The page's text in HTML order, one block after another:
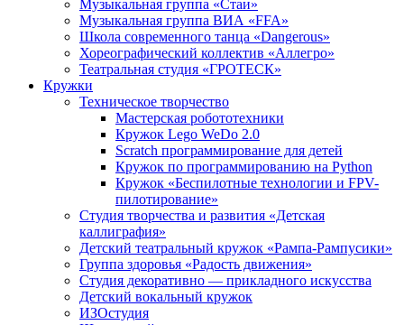
Музыкальная группа «Стаи»
Музыкальная группа ВИА «FFA»
Школа современного танца «Dangerous»
Хореографический коллектив «Аллегро»
Театральная студия «ГРОТЕСК»
Кружки
Техническое творчество
Мастерская робототехники
Кружок Lego WeDo 2.0
Scratch программирование для детей
Кружок по программированию на Python
Кружок «Беспилотные технологии и FPV-
пилотирование»
Студия творчества и развития «Детская
каллиграфия»
Детский театральный кружок «Рампа-Рампусики»
Группа здоровья «Радость движения»
Студия декоративно — прикладного искусства
Детский вокальный кружок
ИЗОстудия